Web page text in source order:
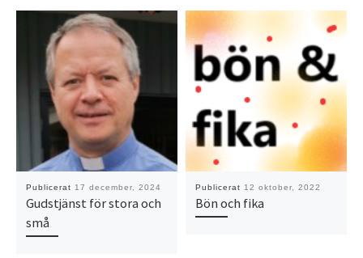
Publicerat 17 december, 2024
Gudstjänst för stora och
små
Publicerat 12 oktober, 2022
Bön och fika